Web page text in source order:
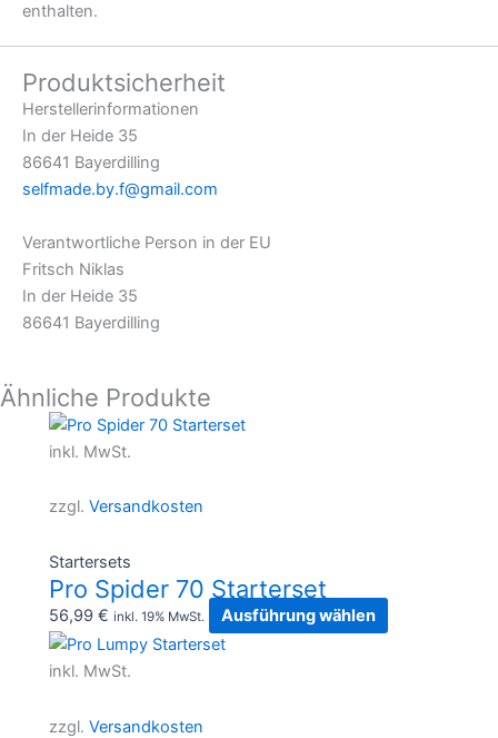
enthalten.
Produktsicherheit
Herstellerinformationen
In der Heide 35
86641 Bayerdilling
selfmade.by.f@gmail.com
Verantwortliche Person in der EU
Fritsch Niklas
In der Heide 35
86641 Bayerdilling
Ähnliche Produkte
inkl. MwSt.
zzgl. Versandkosten
Startersets
Pro Spider 70 Starterset
56,99 € inkl. 19% MwSt. Ausführung wählen
können
inkl. MwSt.
zzgl. Versandkosten